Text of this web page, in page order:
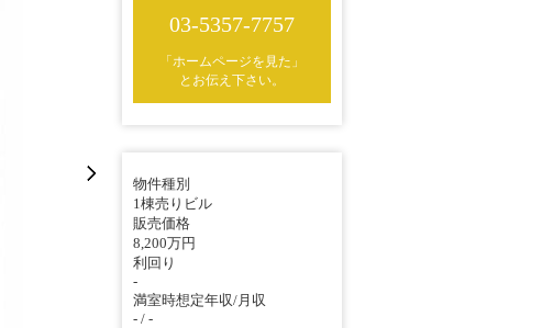
03-5357-7757
「ホームページを見た」
とお伝え下さい。
物件種別
1棟売りビル
販売価格
8,200万円
利回り
-
満室時想定年収/月収
- / -